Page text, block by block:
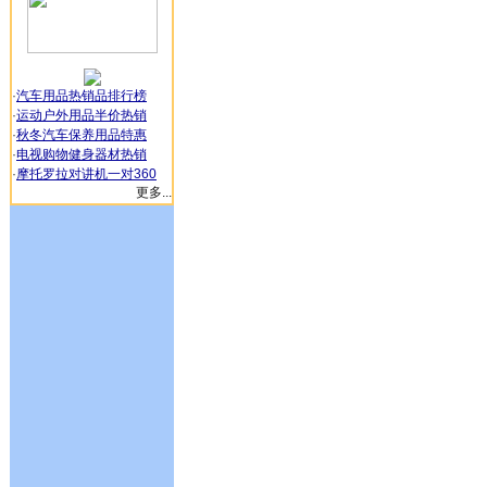
·汽车用品热销品排行榜
·运动户外用品半价热销
·秋冬汽车保养用品特惠
·电视购物健身器材热销
·摩托罗拉对讲机一对360
更多...